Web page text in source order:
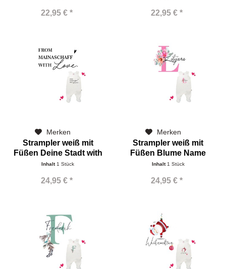
22,95 € * 22,95 € *
Merken
Strampler weiß mit
Füßen Deine Stadt with
Love
Inhalt 1 Stück
24,95 € *
Merken
Strampler weiß mit
Füßen Blume Name
Inhalt 1 Stück
24,95 € *